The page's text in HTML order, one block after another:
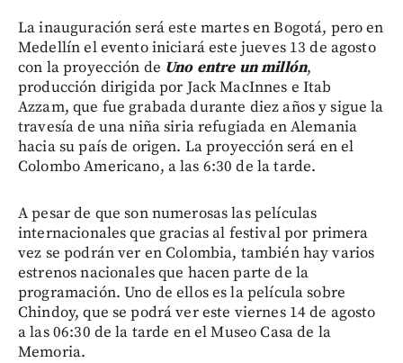
La inauguración será este martes en Bogotá, pero en
Medellín el evento iniciará este jueves 13 de agosto
con la proyección de Uno entre un millón,
producción dirigida por Jack MacInnes e Itab
Azzam, que fue grabada durante diez años y sigue la
travesía de una niña siria refugiada en Alemania
hacia su país de origen. La proyección será en el
Colombo Americano, a las 6:30 de la tarde.
A pesar de que son numerosas las películas
internacionales que gracias al festival por primera
vez se podrán ver en Colombia, también hay varios
estrenos nacionales que hacen parte de la
programación. Uno de ellos es la película sobre
Chindoy, que se podrá ver este viernes 14 de agosto
a las 06:30 de la tarde en el Museo Casa de la
Memoria.